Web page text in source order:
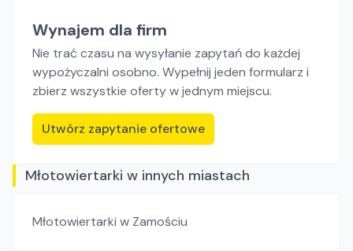
Wynajem dla firm
Nie trać czasu na wysyłanie zapytań do każdej
wypożyczalni osobno. Wypełnij jeden formularz i
zbierz wszystkie oferty w jednym miejscu.
Utwórz zapytanie ofertowe
Młotowiertarki w innych miastach
Młotowiertarki w Zamościu